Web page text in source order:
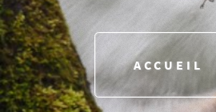
ACCUEIL